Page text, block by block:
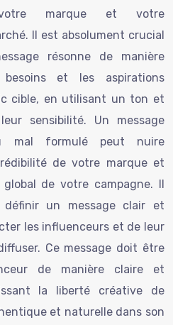
marque et votre
Il est absolument crucial
résonne de manière
et les aspirations
cible, en utilisant un ton et
sensibilité. Un message
mal formulé peut nuire
de votre marque et
de votre campagne. Il
un message clair et
les influenceurs et de leur
Ce message doit être
de manière claire et
la liberté créative de
et naturelle dans son